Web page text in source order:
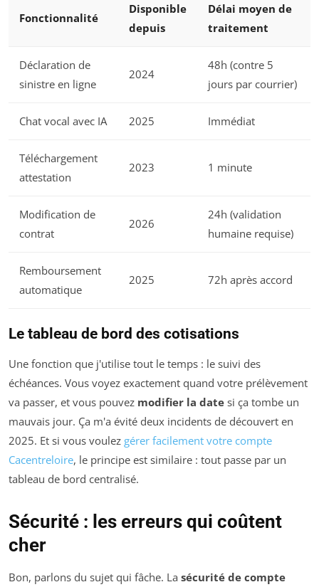
Fonctionnalité
Disponible
depuis
Délai moyen de
traitement
Déclaration de
sinistre en ligne
2024
48h (contre 5
jours par courrier)
Chat vocal avec IA 2025 Immédiat
Téléchargement
attestation
2023 1 minute
Modification de
contrat
2026
24h (validation
humaine requise)
Remboursement
automatique
2025 72h après accord
Le tableau de bord des cotisations
Une fonction que j'utilise tout le temps : le suivi des
échéances. Vous voyez exactement quand votre prélèvement
va passer, et vous pouvez modifier la date si ça tombe un
mauvais jour. Ça m'a évité deux incidents de découvert en
2025. Et si vous voulez gérer facilement votre compte
Cacentreloire, le principe est similaire : tout passe par un
tableau de bord centralisé.
Sécurité : les erreurs qui coûtent
cher
Bon, parlons du sujet qui fâche. La sécurité de compte